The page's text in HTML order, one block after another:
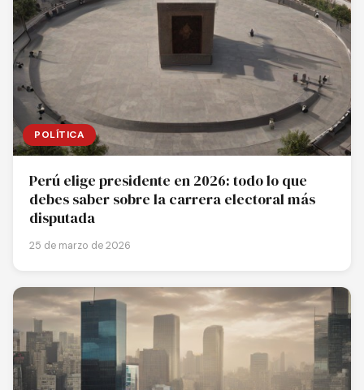
POLÍTICA
Perú elige presidente en 2026: todo lo que
debes saber sobre la carrera electoral más
disputada
25 de marzo de 2026